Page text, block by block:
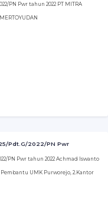
PN Pwr tahun 2022 PT MITRA
Pdt.G/2022/PN Pwr
PN Pwr tahun 2022 Achmad Iswanto
Pembantu UMK Purworejo, 2.Kantor